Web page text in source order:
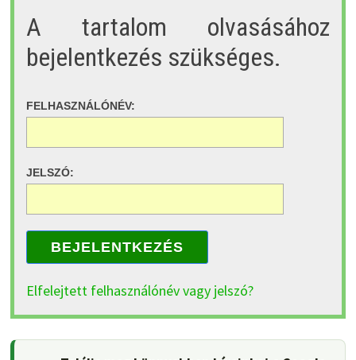
A tartalom olvasásához
bejelentkezés szükséges.
FELHASZNÁLÓNÉV:
JELSZÓ:
BEJELENTKEZÉS
Elfelejtett felhasználónév vagy jelszó?